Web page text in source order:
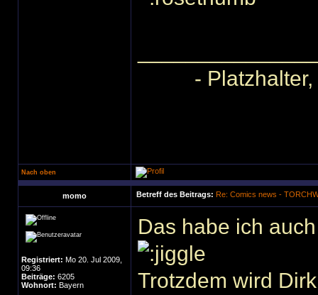
-
Nach oben
momo Betreff des Beitrags: Re: Comics news -
Registriert: Mo 20. Jul 2009,
09:36
Beiträge: 6205
Wohnort: Bayern
Das habe ich
Trotzdem wird